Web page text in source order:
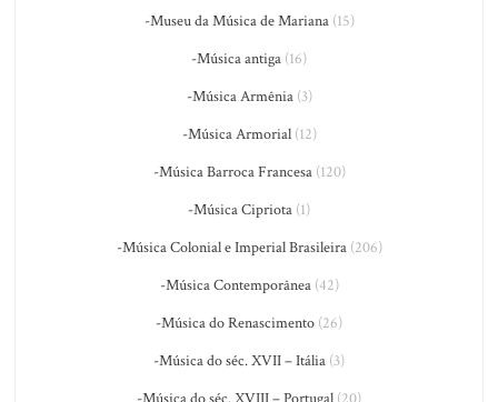
-Museu da Música de Mariana(15)
-Música antiga (16)
-Música Armênia(3)
-Música Armorial(12)
-Música Barroca Francesa(120)
-Música Cipriota (1)
-Música Colonial e Imperial Brasileira(206)
-Música Contemporânea(42)
-Música do Renascimento (26)
-Música do séc. XVII – Itália (3)